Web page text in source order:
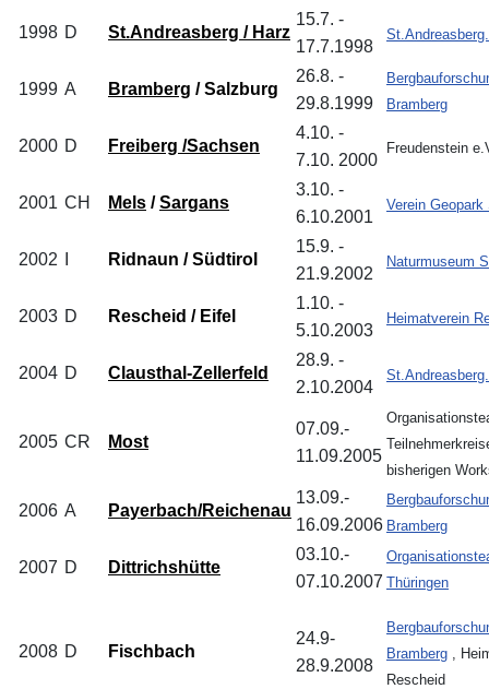
1998 D St.Andreasberg / Harz
15.7. -
17.7.1998
1999 A Bramberg / Salzburg
26.8. -
29.8.1999
Bramberg
2000 D Freiberg /Sachsen
4.10. -
7.10. 2000
Freudenstein
2001 CH Mels /Sargans
3.10. -
6.10.2001
Verein Geopark
2002 Ridnaun / Südtirol
15.9. -
21.9.2002
Naturmuseum
2003 D Rescheid / Eifel
1.10. -
5.10.2003
Heimatverein
2004 D Clausthal-Zellerfeld
28.9. -
2.10.2004
2005 CR Most
07.09.-
11.09.2005
bisherigen
2006 A Payerbach/Reichenau
13.09.-
16.09.2006 Bramberg
2007 D Dittrichshütte
03.10.-
07.10.2007 Thüringen
2008 D Fischbach
24.9-
28.9.2008
Bramberg ,
Rescheid